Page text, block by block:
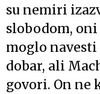
su nemiri
slobodom, oni
moglo
dobar, ali
govori. On ne